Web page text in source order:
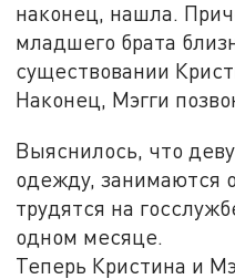
наконец, нашла.
младшего брата
существовании
Наконец, Мэгги
Выяснилось, что
одежду, занимаются
трудятся на
одном месяце.
Теперь Кристина и